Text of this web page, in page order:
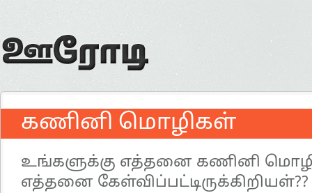
கணினி மொழிகள்
உங்களுக்கு எத்தனை கணினி
எத்தனை